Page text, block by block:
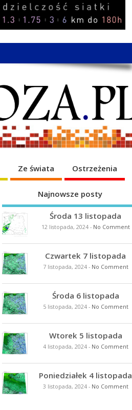
Ze świata Ostrzeżenia
Najnowsze posty
Środa 13 listopada
12 listopada, 2024- No Comment
Czwartek 7 listopada
7 listopada, 2024- No Comment
Środa 6 listopada
5 listopada, 2024- No Comment
Wtorek 5 listopada
4 listopada, 2024- No Comment
Poniedziałek 4 listopada
3 listopada, 2024- No Comment